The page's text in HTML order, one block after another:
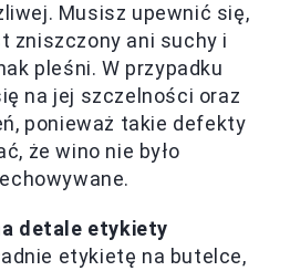
Musisz upewnić się,
zniszczony ani suchy i
pleśni. W przypadku
na jej szczelności oraz
ponieważ takie defekty
że wino nie było
detale etykiety
etykietę na butelce,